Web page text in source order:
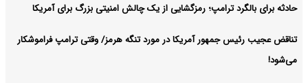
حادثه برای بالگرد ترامپ؛ رمزگشایی از یک چالش امنیتی بزرگ برای آمریکا
تناقض عجیب رئیس جمهور آمریکا در مورد تنگه هرمز/ وقتی ترامپ فراموشکار
می‌شود!